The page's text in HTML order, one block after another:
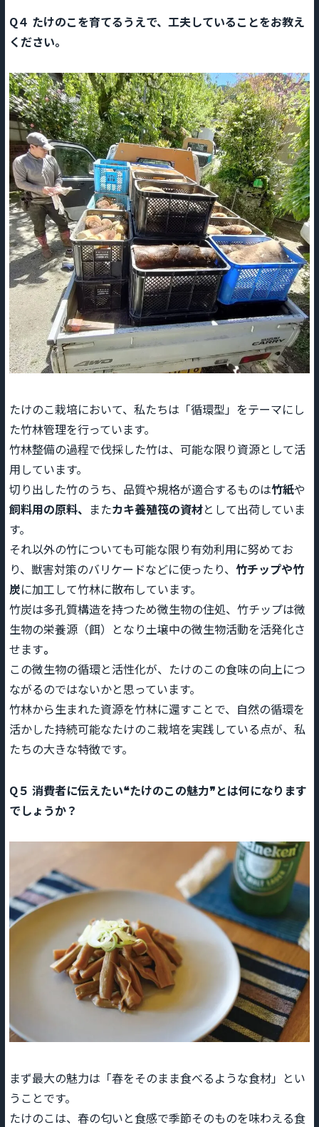
Q４ たけのこを育てるうえで、工夫していることをお教え
ください。
たけのこ栽培において、私たちは「循環型」をテーマにし
た竹林管理を行っています。
竹林整備の過程で伐採した竹は、可能な限り資源として活
用しています。
切り出した竹のうち、品質や規格が適合するものは竹紙や
飼料用の原料、 またカキ養殖筏の資材として出荷していま
す。
それ以外の竹についても可能な限り有効利用に努めてお
り、獣害対策のバリケードなどに使ったり、竹チップや竹
炭に加工して竹林に散布しています。
竹炭は多孔質構造を持つため微生物の住処、竹チップは微
生物の栄養源（餌）となり土壌中の微生物活動を活発化さ
せます。
この微生物の循環と活性化が、たけのこの食味の向上につ
ながるのではないかと思っています。
竹林から生まれた資源を竹林に還すことで、自然の循環を
活かした持続可能なたけのこ栽培を実践している点が、私
たちの大きな特徴です。
Q５ 消費者に伝えたい❝たけのこの魅力❞とは何になります
でしょうか？
まず最大の魅力は「春をそのまま食べるような食材」とい
うことです。
たけのこは、春の匂いと食感で季節そのものを味わえる食